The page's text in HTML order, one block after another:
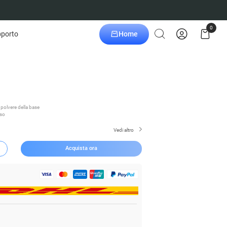
Home
0
della base
Vedi altro
Acquista ora